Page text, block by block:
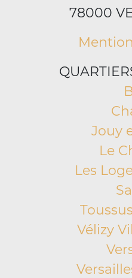
78000
Jouy
Le
Les
Vélizy